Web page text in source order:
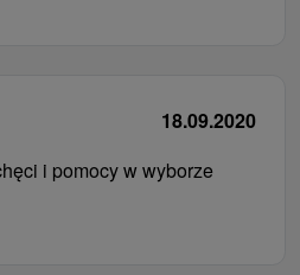
18.09.2020
i pomocy w wyborze